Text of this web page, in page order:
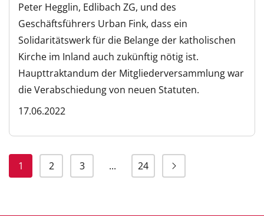
Peter Hegglin, Edlibach ZG, und des
Geschäftsführers Urban Fink, dass ein
Solidaritätswerk für die Belange der katholischen
Kirche im Inland auch zukünftig nötig ist.
Haupttraktandum der Mitgliederversammlung war
die Verabschiedung von neuen Statuten.
17.06.2022
1 2 3 ... 24